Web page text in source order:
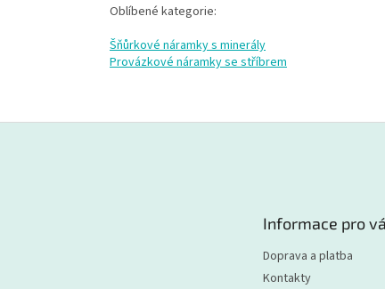
Oblíbené kategorie:
Šňůrkové náramky s minerály
Provázkové náramky se stříbrem
Informace pro
Doprava a platba
Kontakty